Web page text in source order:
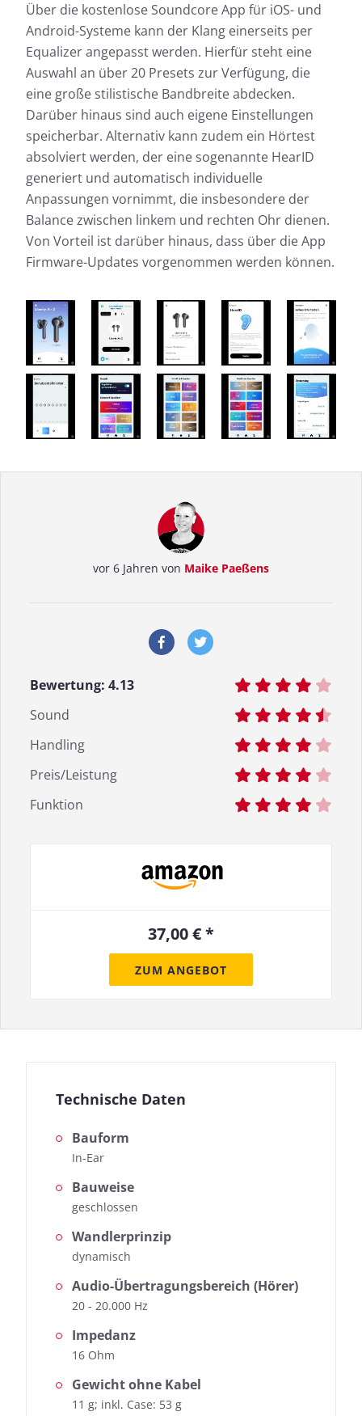
Über die kostenlose Soundcore App für iOS- und
Android-Systeme kann der Klang einerseits per
Equalizer angepasst werden. Hierfür steht eine
Auswahl an über 20 Presets zur Verfügung, die
eine große stilistische Bandbreite abdecken.
Darüber hinaus sind auch eigene Einstellungen
speicherbar. Alternativ kann zudem ein Hörtest
absolviert werden, der eine sogenannte HearID
generiert und automatisch individuelle
Anpassungen vornimmt, die insbesondere der
Balance zwischen linkem und rechten Ohr dienen.
Von Vorteil ist darüber hinaus, dass über die App
Firmware-Updates vorgenommen werden können.
vor 6 Jahren von Maike Paeßens
Bewertung: 4.13
Sound
Handling
Preis/Leistung
Funktion
37,00 € *
ZUM ANGEBOT
Technische Daten
Bauform
In-Ear
Bauweise
geschlossen
Wandlerprinzip
dynamisch
Audio-Übertragungsbereich (Hörer)
20 - 20.000 Hz
Impedanz
16 Ohm
Gewicht ohne Kabel
11 g; inkl. Case: 53 g